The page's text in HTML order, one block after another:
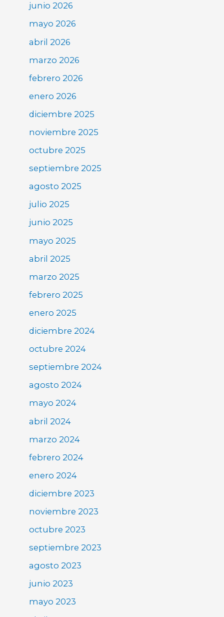
junio 2026
mayo 2026
abril 2026
marzo 2026
febrero 2026
enero 2026
diciembre 2025
noviembre 2025
octubre 2025
septiembre 2025
agosto 2025
julio 2025
junio 2025
mayo 2025
abril 2025
marzo 2025
febrero 2025
enero 2025
diciembre 2024
octubre 2024
septiembre 2024
agosto 2024
mayo 2024
abril 2024
marzo 2024
febrero 2024
enero 2024
diciembre 2023
noviembre 2023
octubre 2023
septiembre 2023
agosto 2023
junio 2023
mayo 2023